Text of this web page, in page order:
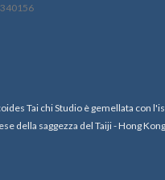
Tai chi Studio è gemellata con
della saggezza del Taiji - Hong Kong